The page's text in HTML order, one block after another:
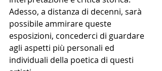
Adesso, a distanza di decenni, sarà
possibile ammirare queste
esposizioni, concederci di guardare
agli aspetti più personali ed
individuali della poetica di questi